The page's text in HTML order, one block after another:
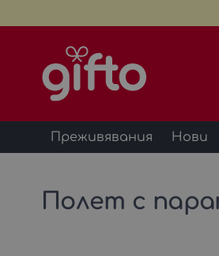
Преживявания Нови
Полет с